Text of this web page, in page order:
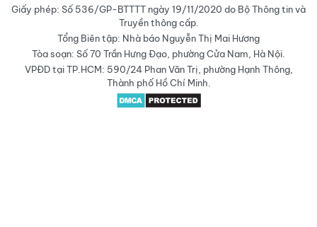
Giấy phép: Số 536/GP-BTTTT ngày 19/11/2020 do Bộ Thông tin và
Truyền thông cấp.
Tổng Biên tập: Nhà báo Nguyễn Thị Mai Hương
Tòa soạn: Số 70 Trần Hưng Đạo, phường Cửa Nam, Hà Nội.
VPĐD tại TP.HCM: 590/24 Phan Văn Trị, phường Hạnh Thông,
Thành phố Hồ Chí Minh.